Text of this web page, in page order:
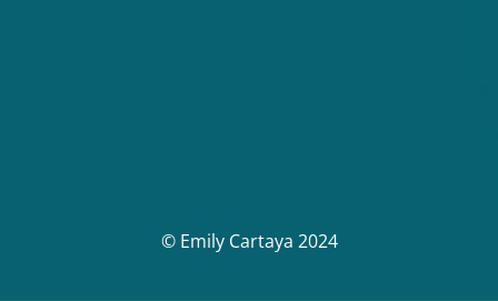
© Emily Cartaya 2024